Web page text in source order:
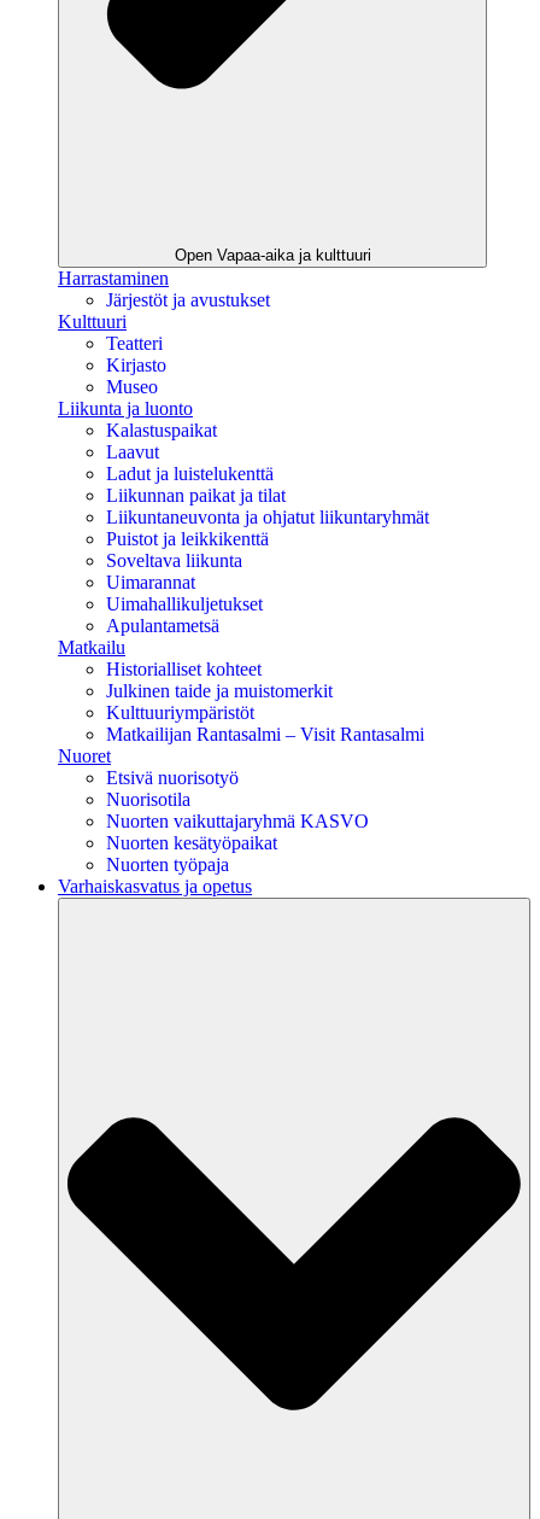
Open Vapaa-aika ja kulttuuri
Harrastaminen
Järjestöt ja avustukset
Kulttuuri
Teatteri
Kirjasto
Museo
Liikunta ja luonto
Kalastuspaikat
Laavut
Ladut ja luistelukenttä
Liikunnan paikat ja tilat
Liikuntaneuvonta ja ohjatut liikuntaryhmät
Puistot ja leikkikenttä
Soveltava liikunta
Uimarannat
Uimahallikuljetukset
Apulantametsä
Matkailu
Historialliset kohteet
Julkinen taide ja muistomerkit
Kulttuuriympäristöt
Matkailijan Rantasalmi – Visit Rantasalmi
Nuoret
Etsivä nuorisotyö
Nuorisotila
Nuorten vaikuttajaryhmä KASVO
Nuorten kesätyöpaikat
Nuorten työpaja
Varhaiskasvatus ja opetus